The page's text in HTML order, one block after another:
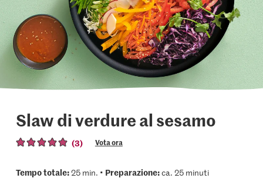
Slaw di verdure al sesamo
(3) Vota ora
Tempo totale:25 min. • Preparazione:ca. 25 minuti